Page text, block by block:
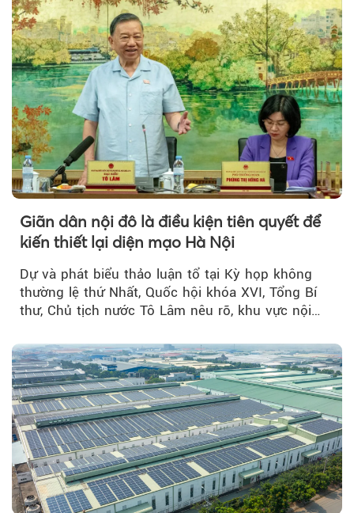
Giãn dân nội đô là điều kiện tiên quyết để
kiến thiết lại diện mạo Hà Nội
Dự và phát biểu thảo luận tổ tại Kỳ họp không
thường lệ thứ Nhất, Quốc hội khóa XVI, Tổng Bí
thư, Chủ tịch nước Tô Lâm nêu rõ, khu vực nội